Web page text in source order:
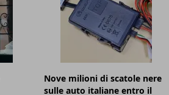
Nove milioni di scatole nere
sulle auto italiane entro il